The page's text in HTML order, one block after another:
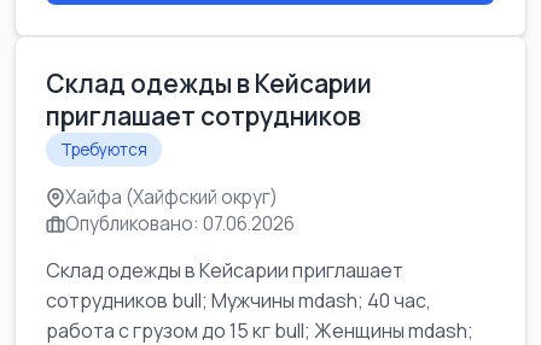
Склад одежды в Кейсарии
приглашает сотрудников
Требуются
Хайфа (Хайфский округ)
Опубликовано: 07.06.2026
Склад одежды в Кейсарии приглашает
сотрудников bull; Мужчины mdash; 40 час,
работа с грузом до 15 кг bull; Женщины mdash;